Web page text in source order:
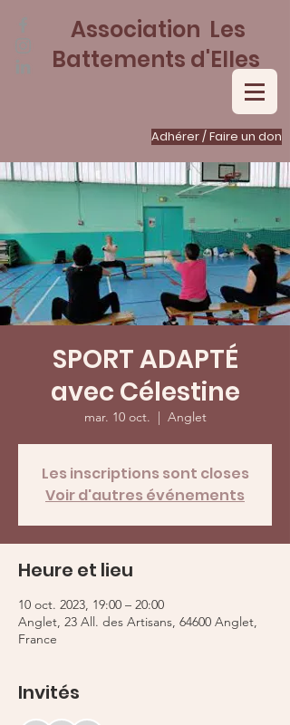
Adhérer / Faire un don
Association Les
Battements d'Elles
SPORT ADAPTÉ
avec Célestine
mar. 10 oct.
  |
Anglet
Les inscriptions sont closes
Voir d'autres événements
Heure et lieu
10 oct. 2023, 19:00 – 20:00
Anglet, 23 All. des Artisans, 64600 Anglet,
France
Invités